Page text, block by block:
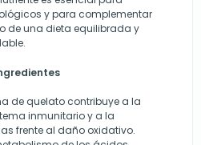
y para complementar
de una dieta equilibrada y
de quelato contribuye a la
inmunitario y a la
frente al daño oxidativo.